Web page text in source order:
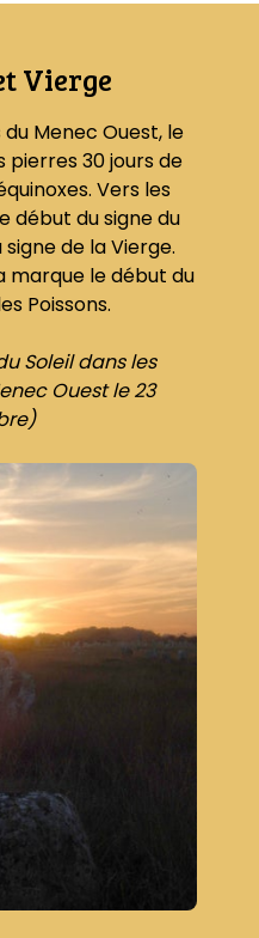
Vierge
Menec Ouest, le
pierres 30 jours de
Vers les
début du signe du
de la Vierge.
marque le début du
Poissons.
Soleil dans les
Ouest le 23